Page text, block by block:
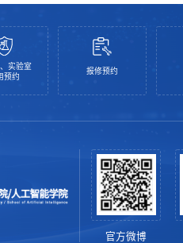
实验室
预约
报修预约
官方微博